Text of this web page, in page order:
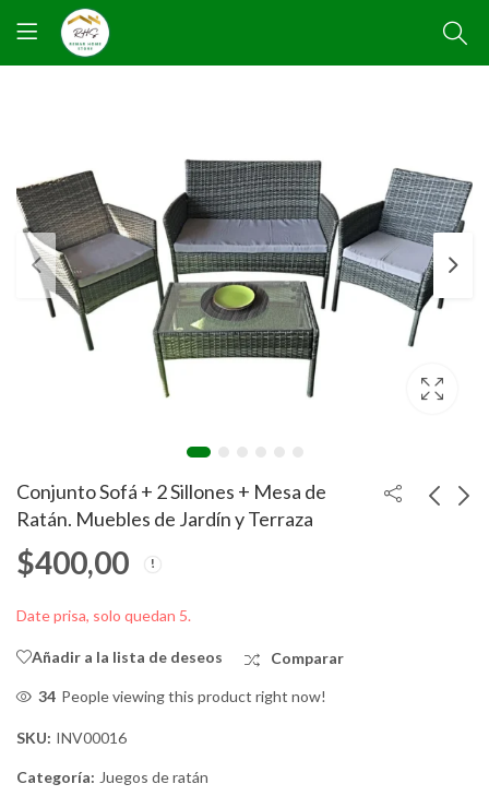
Conjunto Sofá + 2 Sillones + Mesa de
Ratán. Muebles de Jardín y Terraza
$400,00
Date prisa, solo quedan 5.
Añadir a la lista de deseos Comparar
27 People viewing this product right now!
SKU: INV00016
Categoría: Juegos de ratán